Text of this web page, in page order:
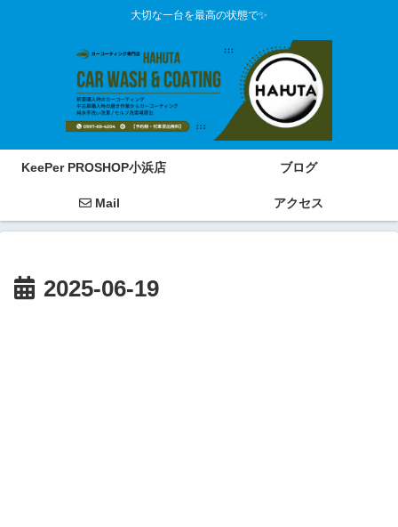
大切な一台を最高の状態で✨
KeePer PROSHOP小浜店 ブログ
Mail アクセス
2025-06-19